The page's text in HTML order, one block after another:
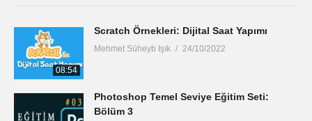
08:54
Scratch Örnekleri: Dijital Saat Yapımı
Mehmet Süheyb Işık 24/10/2022
Photoshop Temel Seviye Eğitim Seti:
Bölüm 3